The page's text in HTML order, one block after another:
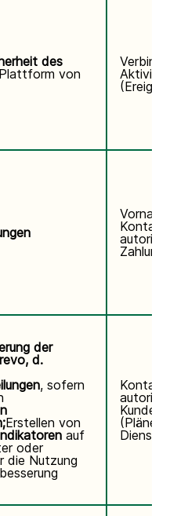
des
von
der
d.
, sofern
Erstellen von
auf
oder
die Nutzung
(Pläne,